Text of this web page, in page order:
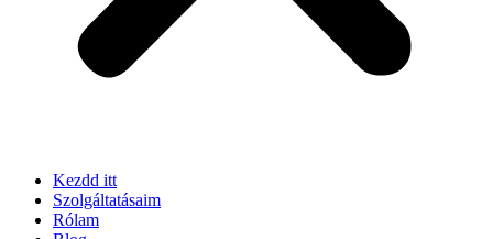
Kezdd itt
Szolgáltatásaim
Rólam